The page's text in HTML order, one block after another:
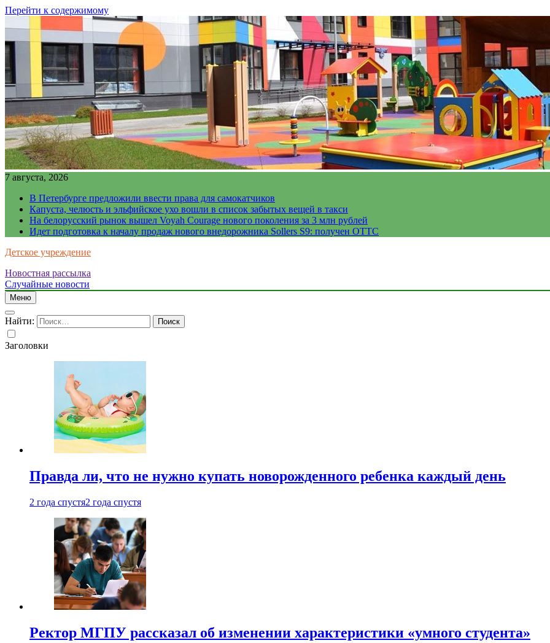
Перейти к содержимому
7 августа, 2026
В Петербурге предложили ввести права для самокатчиков
Капуста, челюсть и эльфийское ухо вошли в список забытых вещей в такси
На белорусский рынок вышел Voyah Courage нового поколения за 3 млн рублей
Идет подготовка к началу продаж нового внедорожника Sollers S9: получен ОТТС
Детское учреждение
Новостная рассылка
Случайные новости
Меню
Найти:
Заголовки
Правда ли, что не нужно купать новорожденного ребенка каждый день
2 года спустя2 года спустя
Ректор МГПУ рассказал об изменении характеристики «умного студента»